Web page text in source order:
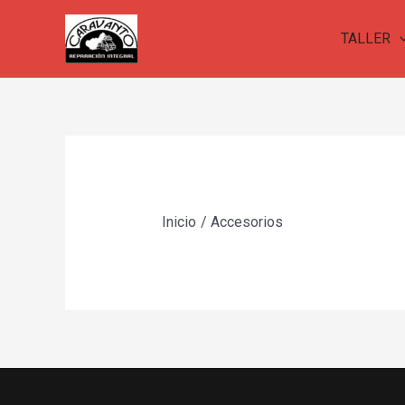
TALLER
Inicio Accesorios